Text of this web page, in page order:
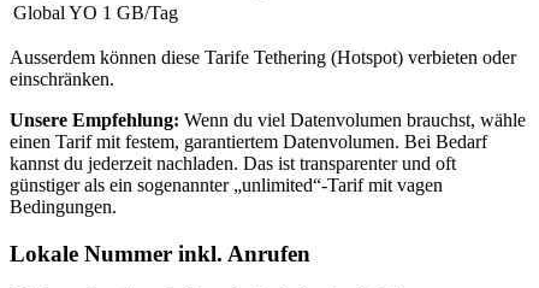
Global YO 1 GB/Tag
Ausserdem können diese Tarife Tethering (Hotspot) verbieten oder
einschränken.
Unsere Empfehlung: Wenn du viel Datenvolumen brauchst, wähle
einen Tarif mit festem, garantiertem Datenvolumen. Bei Bedarf
kannst du jederzeit nachladen. Das ist transparenter und oft
günstiger als ein sogenannter „unlimited“-Tarif mit vagen
Bedingungen.
Lokale Nummer inkl. Anrufen